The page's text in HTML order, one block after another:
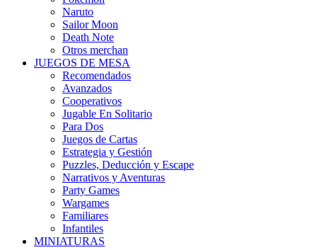
Naruto
Sailor Moon
Death Note
Otros merchan
JUEGOS DE MESA
Recomendados
Avanzados
Cooperativos
Jugable En Solitario
Para Dos
Juegos de Cartas
Estrategia y Gestión
Puzzles, Deducción y Escape
Narrativos y Aventuras
Party Games
Wargames
Familiares
Infantiles
MINIATURAS